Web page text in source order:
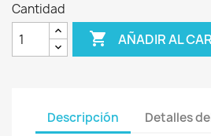
Cantidad
 AÑADIR AL
Descripción Detalles